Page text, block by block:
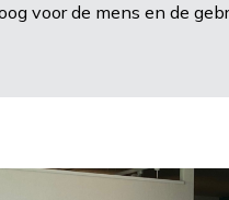
voor de mens en de